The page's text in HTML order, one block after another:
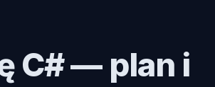
C# — plan i